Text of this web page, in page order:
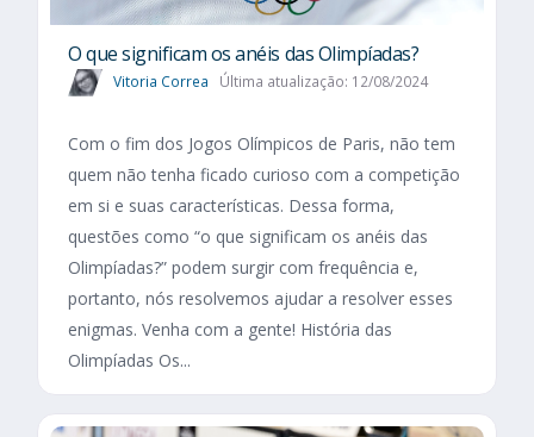
O que significam os anéis das Olimpíadas?
Vitoria Correa Última atualização: 12/08/2024
Com o fim dos Jogos Olímpicos de Paris, não tem
quem não tenha ficado curioso com a competição
em si e suas características. Dessa forma,
questões como “o que significam os anéis das
Olimpíadas?” podem surgir com frequência e,
portanto, nós resolvemos ajudar a resolver esses
enigmas. Venha com a gente! História das
Olimpíadas Os...